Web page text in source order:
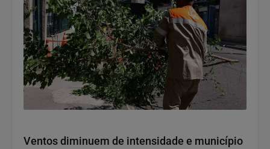
Ventos diminuem de intensidade e município